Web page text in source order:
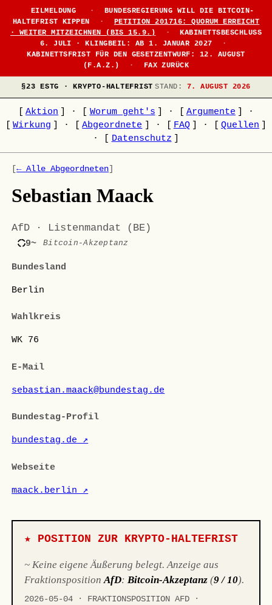
EILMELDUNG ·
BUNDESREGIERUNG WILL DIE BITCOIN-
HALTEFRIST KIPPEN
·
PETITION 201716: QUORUM ERREICHT
· WEITER MITZEICHNEN (BIS 15.9.)
·
KABINETTSBESCHLUSS
6. JULI · KLINGBEIL: AB 1. JANUAR 2027
·
KABINETTSFRIST FÜR DEN GESETZENTWURF: 12. AUGUST
(F.A.Z.)
· FAX ZURÜCK
§23 ESTG · KRYPTO-HALTEFRIST STAND: 7. AUGUST 2026
Aktion · Worum geht's · Argumente
·
Wirkung · Abgeordnete · FAQ · Quellen
·
Datenschutz
[← Alle Abgeordneten]
Sebastian Maack
AfD · Listenmandat (BE)
9~ Bitcoin-Akzeptanz
Bundesland
Berlin
Wahlkreis
WK 76
E-Mail
sebastian.maack@bundestag.de
Bundestag-Profil
bundestag.de ↗
Webseite
maack.berlin ↗
★ POSITION ZUR KRYPTO-HALTEFRIST
~ Keine eigene Äußerung belegt. Anzeige aus
FraktionspositionAfD: Bitcoin-Akzeptanz (9 / 10).
2026-05-04 · FRAKTIONSPOSITION AFD ·